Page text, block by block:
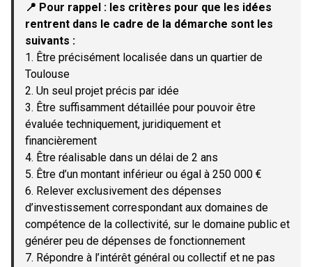
📍 Pour rappel : les critères pour que les idées
rentrent dans le cadre de la démarche sont les
suivants :
1. Être précisément localisée dans un quartier de
Toulouse
2. Un seul projet précis par idée
3. Être suffisamment détaillée pour pouvoir être
évaluée techniquement, juridiquement et
financièrement
4. Être réalisable dans un délai de 2 ans
5. Être d’un montant inférieur ou égal à 250 000 €
6. Relever exclusivement des dépenses
d’investissement correspondant aux domaines de
compétence de la collectivité, sur le domaine public et
générer peu de dépenses de fonctionnement
7. Répondre à l’intérêt général ou collectif et ne pas